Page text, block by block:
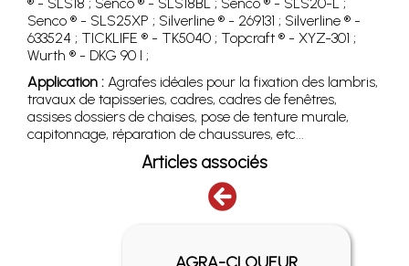
Senco ® - SLS25XP ; Silverline ® - 269131 ; Silverline ® -
633524 ; TICKLIFE ® - TK5040 ; Topcraft ® - XYZ-301 ;
Wurth ® - DKG 90 I ;
Application : Agrafes idéales pour la fixation des lambris,
travaux de tapisseries, cadres, cadres de fenêtres,
assises dossiers de chaises, pose de tenture murale,
capitonnage, réparation de chaussures, etc...
Articles associés
AGRAFEUSE